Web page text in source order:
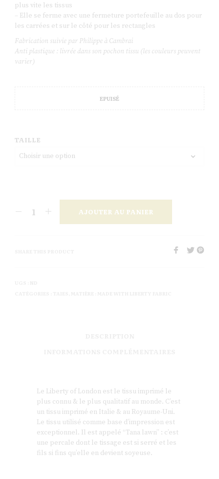
plus vite les tissus
– Elle se ferme avec une fermeture portefeuille au dos pour
les carrées et sur le côté pour les rectangles
Fabrication suivie par Philippe à Cambrai
Anti plastique : livrée dans son pochon tissu (les couleurs peuvent
varier)
EPUISÉ
TAILLE
AJOUTER AU PANIER
Le Liberty of London est le tissu imprimé le
plus connu & le plus qualitatif au monde. C’est
un tissu imprimé en Italie & au Royaume-Uni.
Le tissu utilisé comme base d’impression est
exceptionnel. Il est appelé “Tana lawn” : c’est
une percale dont le tissage est si serré et les
fils si fins qu’elle en devient soyeuse.